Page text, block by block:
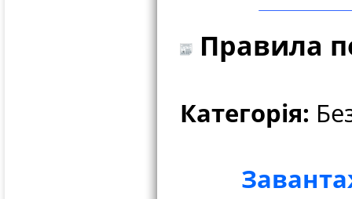
Правила
Категорія: